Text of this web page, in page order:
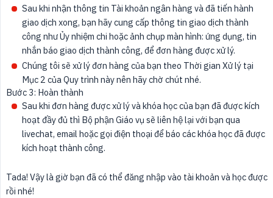
Sau khi nhận thông tin Tài khoản ngân hàng và đã tiến hành
giao dịch xong, bạn hãy cung cấp thông tin giao dịch thành
công như Ủy nhiệm chi hoặc ảnh chụp màn hình: ứng dụng, tin
nhắn báo giao dịch thành công, để đơn hàng được xử lý.
Chúng tôi sẽ xử lý đơn hàng của bạn theo Thời gian Xử lý tại
Mục 2 của Quy trình này nên hãy chờ chút nhé.
Bước 3: Hoàn thành
Sau khi đơn hàng được xử lý và khóa học của bạn đã được kích
hoạt đầy đủ thì Bộ phận Giáo vụ sẽ liên hệ lại với bạn qua
livechat, email hoặc gọi điện thoại để báo các khóa học đã được
kích hoạt thành công.
Tada! Vậy là giờ bạn đã có thể đăng nhập vào tài khoản và học được
rồi nhé!